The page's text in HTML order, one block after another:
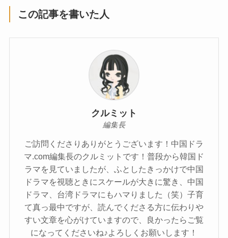
この記事を書いた人
クルミット
編集長
ご訪問くださりありがとうございます！中国ドラ
マ.com編集長のクルミットです！普段から韓国ド
ラマを見ていましたが、ふとしたきっかけで中国
ドラマを視聴ときにスケールが大きに驚き、中国
ドラマ、台湾ドラマにもハマりました（笑）子育
て真っ最中ですが、読んでくださる方に伝わりや
すい文章を心がけていますので、良かったらご覧
になってくださいね♪よろしくお願いします！